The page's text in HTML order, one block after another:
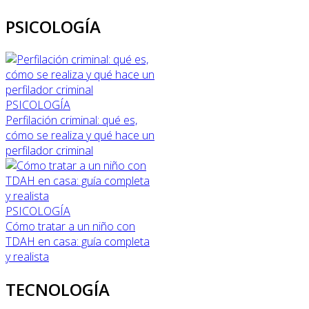
PSICOLOGÍA
PSICOLOGÍA
Perfilación criminal: qué es,
cómo se realiza y qué hace un
perfilador criminal
PSICOLOGÍA
Cómo tratar a un niño con
TDAH en casa: guía completa
y realista
TECNOLOGÍA